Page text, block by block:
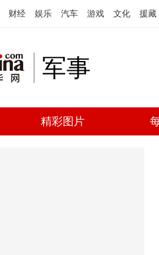
财经 娱乐 汽车 游戏 文化 援藏
军事
精彩图片